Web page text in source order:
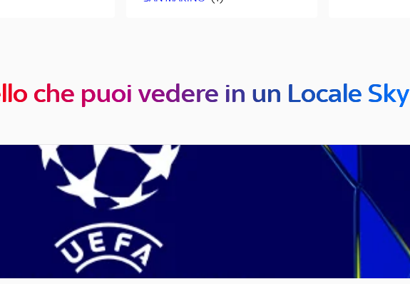
che puoi vedere in un Locale Sky